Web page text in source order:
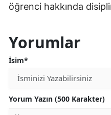
öğrenci hakkında
Yorumlar
İsim*
Yorum Yazın (500 Karakter)